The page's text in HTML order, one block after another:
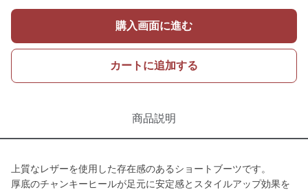
購入画面に進む
カートに追加する
商品説明
上質なレザーを使用した存在感のあるショートブーツです。
厚底のチャンキーヒールが足元に安定感とスタイルアップ効果を